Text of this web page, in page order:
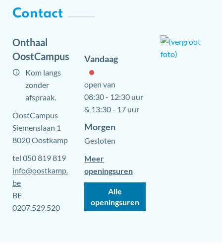
Contact
Onthaal
OostCampus
Kom langs
zonder
afspraak.
Adres
OostCampus
Siemenslaan 1
,8020Oostkamp
tel 050 819 819
E-
mail
info@oostkamp.
be
BTW
nr.
BE
0207.529.520
Vandaag
open van
08:30- 12:30 uur
& 13:30- 17 uur
Morgen
Gesloten
Meer
openingsurenOnthaal
OostCampus
Alle
openingsurenOnthaal
OostCampus